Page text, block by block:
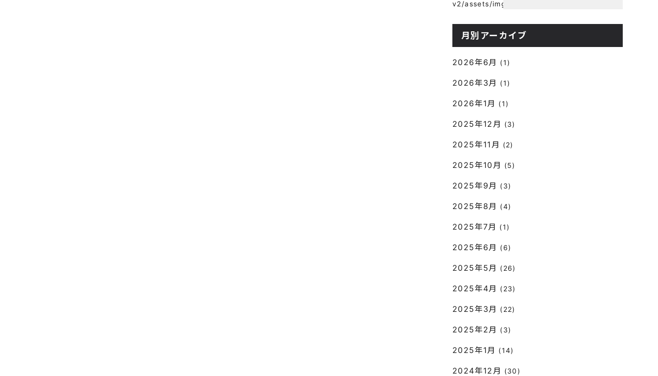
v2/assets/img/
月別アーカイブ
2026年6月 (1)
2026年3月 (1)
2026年1月 (1)
2025年12月 (3)
2025年11月 (2)
2025年10月 (5)
2025年9月 (3)
2025年8月 (4)
2025年7月 (1)
2025年6月 (6)
2025年5月 (26)
2025年4月 (23)
2025年3月 (22)
2025年2月 (3)
2025年1月 (14)
2024年12月 (30)